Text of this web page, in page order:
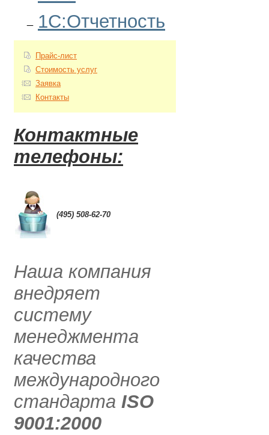
1С:Отчетность
Прайс-лист
Стоимость услуг
Заявка
Контакты
Контактные
телефоны:
(495) 508-62-70
Наша компания
внедряет
систему
менеджмента
качества
международного
стандарта ISO
9001:2000